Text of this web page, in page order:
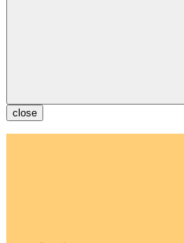
close